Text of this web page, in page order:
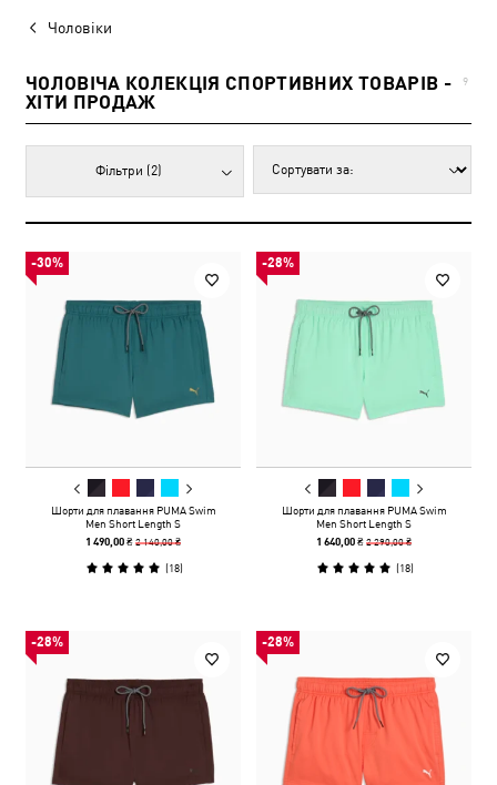
Чоловіки
ЧОЛОВІЧА КОЛЕКЦІЯ СПОРТИВНИХ ТОВАРІВ -
ХІТИ ПРОДАЖ
9
Фільтри (2)
-30%
Шорти для плавання PUMA Swim
Men Short Length S
1 490,00 ₴2 140,00 ₴
(18)
-28%
Шорти для плавання PUMA Swim
Men Short Length S
1 640,00 ₴2 290,00 ₴
(18)
-28% -28%